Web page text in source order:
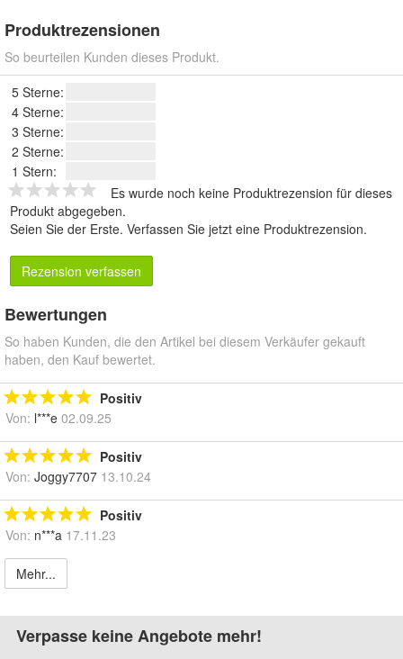
Produktrezensionen
So beurteilen Kunden dieses Produkt.
5 Sterne:
4 Sterne:
3 Sterne:
2 Sterne:
1 Stern:
Es wurde noch keine Produktrezension für dieses
Produkt abgegeben.
Seien Sie der Erste. Verfassen Sie jetzt eine Produktrezension.
Rezension verfassen
Bewertungen
So haben Kunden, die den Artikel bei diesem Verkäufer gekauft
haben, den Kauf bewertet.
Positiv
Von: l***e 02.09.25
Positiv
Von: Joggy7707 13.10.24
Positiv
Von: n***a 17.11.23
Mehr...
Verpasse keine Angebote mehr!